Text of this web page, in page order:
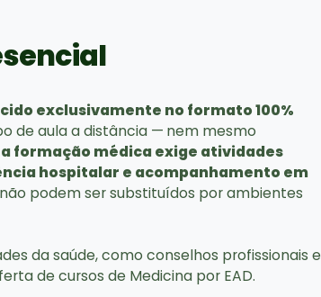
exclusivamente no formato 100%
de aula a distância — nem mesmo
a formação médica exige atividades
hospitalar e acompanhamento em
podem ser substituídos por ambientes
da saúde, como conselhos profissionais e
de cursos de Medicina por EAD.